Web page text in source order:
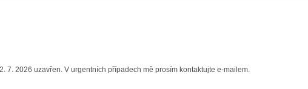
7. 2026 uzavřen. V urgentních případech mě prosím kontaktujte e-mailem.